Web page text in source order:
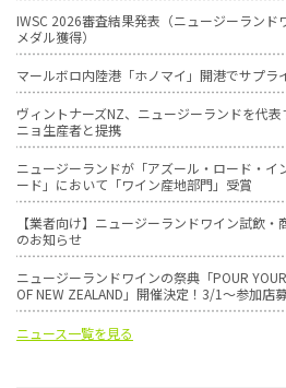
IWSC 2026審査結果発表（ニュージーランド
メダル獲得）
マールボロ内陸港「ホノマイ」開港でサプラ
ヴィントナーズNZ、ニュージーランドを代
ニョ生産者と提携
ニュージーランドが「アズール・ロード・イ
ード」において「ワイン産地部門」受賞
【業者向け】ニュージーランドワイン試飲・
のお知らせ
ニュージーランドワインの祭典「POUR
OF NEW ZEALAND」開催決定！3/1〜参加店
ニュース一覧を見る